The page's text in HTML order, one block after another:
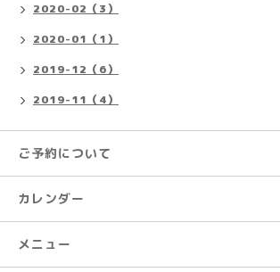
2020-02（3）
2020-01（1）
2019-12（6）
2019-11（4）
ご予約について
カレンダー
メニュー